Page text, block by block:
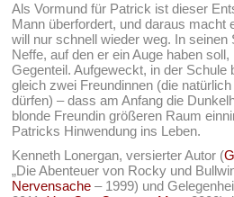
Als Vormund für Patrick ist dieser
Mann überfordert, und daraus macht
will nur schnell wieder weg. In
Neffe, auf den er ein Auge haben
Gegenteil. Aufgeweckt, in der Schule
gleich zwei Freundinnen (die
dürfen) – dass am Anfang die
blonde Freundin größeren Raum
Patricks Hinwendung ins Leben.
Kenneth Lonergan, versierter Autor (
„Die Abenteuer von Rocky und
Nervensache – 1999) und